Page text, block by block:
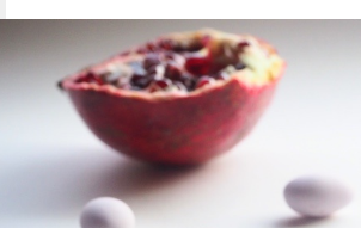
ー
ト
ピ
ライフスタイル
ソーシャル
アイテム